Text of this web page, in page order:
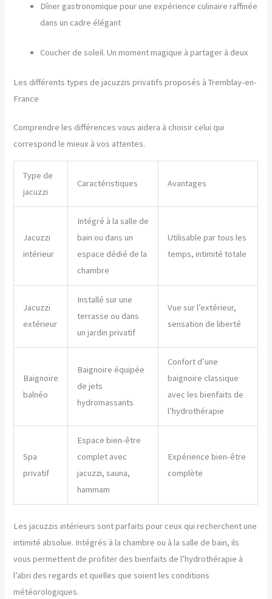
Dîner gastronomique pour une expérience culinaire raffinée
dans un cadre élégant
Coucher de soleil. Un moment magique à partager à deux
Les différents types de jacuzzis privatifs proposés à Tremblay-en-
France
Comprendre les différences vous aidera à choisir celui qui
correspond le mieux à vos attentes.
Type de
jacuzzi
Caractéristiques Avantages
Jacuzzi
intérieur
Intégré à la salle de
bain ou dans un
espace dédié de la
chambre
Utilisable par tous les
temps, intimité totale
Jacuzzi
extérieur
Installé sur une
terrasse ou dans
un jardin privatif
Vue sur l’extérieur,
sensation de liberté
Baignoire
balnéo
Baignoire équipée
de jets
hydromassants
Confort d’une
baignoire classique
avec les bienfaits de
l’hydrothérapie
Spa
privatif
Espace bien-être
complet avec
jacuzzi, sauna,
hammam
Expérience bien-être
complète
Les jacuzzis intérieurs sont parfaits pour ceux qui recherchent une
intimité absolue. Intégrés à la chambre ou à la salle de bain, ils
vous permettent de profiter des bienfaits de l’hydrothérapie à
l’abri des regards et quelles que soient les conditions
météorologiques.